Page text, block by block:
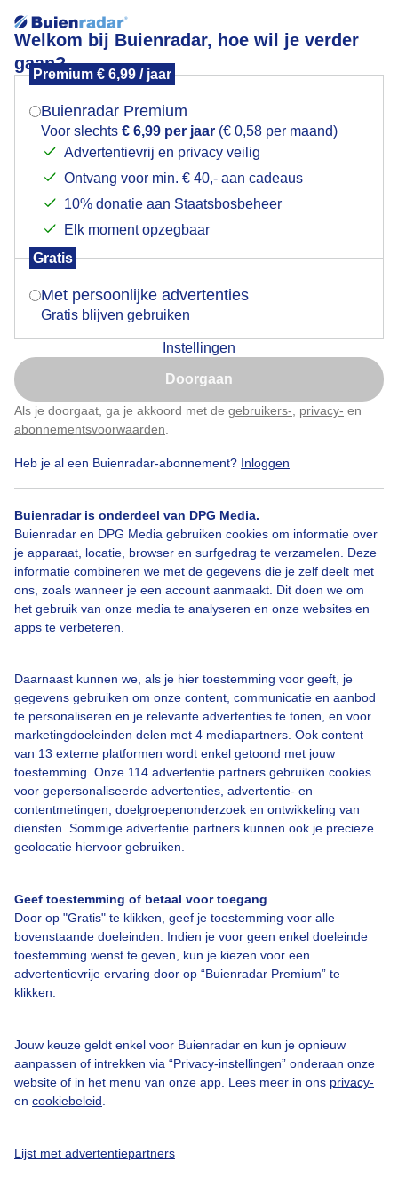
Welkom bij Buienradar, hoe wil je verder
gaan?
Premium € 6,99 / jaar
Buienradar Premium
Voor slechts € 6,99 per jaar (€ 0,58 per maand)
Advertentievrij en privacy veilig
Ontvang voor min. € 40,- aan cadeaus
10% donatie aan Staatsbosbeheer
Elk moment opzegbaar
Gratis
Met persoonlijke advertenties
Gratis blijven gebruiken
Instellingen
Doorgaan
Als je doorgaat, ga je akkoord met de gebruikers- privacy- en
abonnementsvoorwaarden
Heb je al een Buienradar-abonnement? Inloggen
Buienradar is onderdeel van DPG Media.
Buienradar en DPG Media gebruiken cookies om informatie over
je apparaat, locatie, browser en surfgedrag te verzamelen. Deze
informatie combineren we met de gegevens die je zelf deelt met
ons, zoals wanneer je een account aanmaakt. Dit doen we om
het gebruik van onze media te analyseren en onze websites en
apps te verbeteren.
Daarnaast kunnen we, als je hier toestemming voor geeft, je
gegevens gebruiken om onze content, communicatie en aanbod
te personaliseren en je relevante advertenties te tonen, en voor
marketingdoeleinden delen met 4 mediapartners. Ook content
van 13 externe platformen wordt enkel getoond met jouw
toestemming. Onze 114 advertentie partners gebruiken cookies
voor gepersonaliseerde advertenties, advertentie- en
contentmetingen, doelgroepenonderzoek en ontwikkeling van
diensten. Sommige advertentie partners kunnen ook je precieze
geolocatie hiervoor gebruiken.
Geef toestemming of betaal voor toegang
Door op "Gratis" te klikken, geef je toestemming voor alle
bovenstaande doeleinden. Indien je voor geen enkel doeleinde
toestemming wenst te geven, kun je kiezen voor een
advertentievrije ervaring door op “Buienradar Premium” te
klikken.
Jouw keuze geldt enkel voor Buienradar en kun je opnieuw
aanpassen of intrekken via “Privacy-instellingen” onderaan onze
website of in het menu van onze app. Lees meer in ons privacy-
en cookiebeleid
Lijst met advertentiepartners
Al een account?
Minimaal 8 tekens, waarvan 1 hoofdletter, 1 kleine letter, 1
Voorwaarden voor het aanmelden
Hiermee ga je akkoord met onze
je toestaat dat we met de bij ons bekende gegevens
Akkoord en aanmelden
Over Buienradar
Bedrijfsgegevens
Veelgestelde vragen
Contact
Toegankelijkheid
Adverteren
Buienradar Team
Privacy beleid
Cookie beleid
Gratis weerdata
Buienradar
Mogen we je locatie gebruiken voor het
Indien je hier nog geen akkoord op hebt gegeven,
verschijnt er zo een pop-up uit je browser waarin
Is goed, toon de popup
Nu niet, misschien later
Klik hierom dit aan te passen